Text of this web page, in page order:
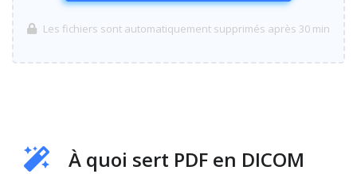
Les fichiers sont automatiquement supprimés après 30 min
À quoi sert PDF en DICOM